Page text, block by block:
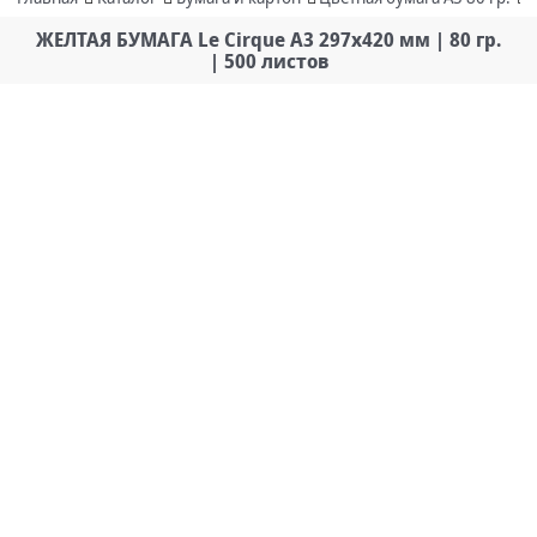
ЖЕЛТАЯ БУМАГА Le Cirque А3 297х420 мм | 80 гр.
| 500 листов